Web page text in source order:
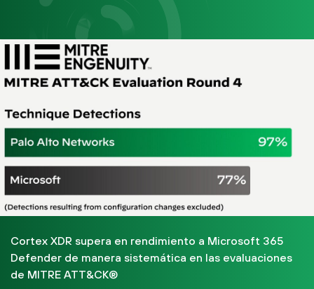
Cortex XDR supera en rendimiento a Microsoft 365
Defender de manera sistemática en las evaluaciones
de MITRE ATT&CK®